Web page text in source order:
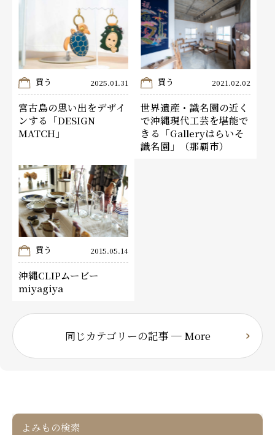
買う 2025.01.31
宮古島の思い出をデザイ
ンする「DESIGN
MATCH」
買う 2021.02.02
世界遺産・識名園の近く
で沖縄現代工芸を堪能で
きる「Galleryはらいそ
識名園」（那覇市）
買う 2015.05.14
沖縄CLIPムービー
miyagiya
同じカテゴリーの記事 ─ More
よみもの検索